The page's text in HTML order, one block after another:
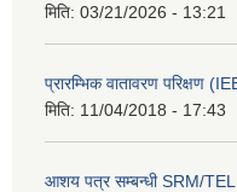
मिति: 03/21/2026 - 13:21
प्रारम्भिक वातावरण परिक्षण
मिति: 11/04/2018 - 17:43
आशय पत्र सम्बन्धी SRM/